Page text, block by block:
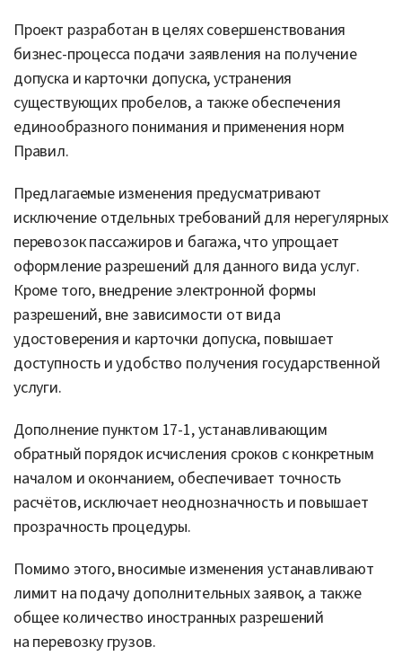
Проект разработан в целях совершенствования
бизнес-процесса подачи заявления на получение
допуска и карточки допуска, устранения
существующих пробелов, а также обеспечения
единообразного понимания и применения норм
Правил.
Предлагаемые изменения предусматривают
исключение отдельных требований для нерегулярных
перевозок пассажиров и багажа, что упрощает
оформление разрешений для данного вида услуг.
Кроме того, внедрение электронной формы
разрешений, вне зависимости от вида
удостоверения и карточки допуска, повышает
доступность и удобство получения государственной
услуги.
Дополнение пунктом 17-1, устанавливающим
обратный порядок исчисления сроков с конкретным
началом и окончанием, обеспечивает точность
расчётов, исключает неоднозначность и повышает
прозрачность процедуры.
Помимо этого, вносимые изменения устанавливают
лимит на подачу дополнительных заявок, а также
общее количество иностранных разрешений
на перевозку грузов.